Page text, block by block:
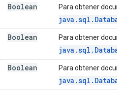
Boolean Para obtener
Boolean Para obtener
Boolean Para obtener